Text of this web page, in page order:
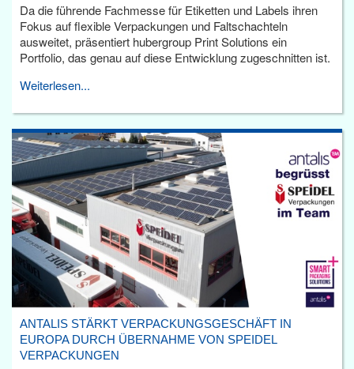
Da die führende Fachmesse für Etiketten und Labels ihren
Fokus auf flexible Verpackungen und Faltschachteln
ausweitet, präsentiert hubergroup Print Solutions ein
Portfolio, das genau auf diese Entwicklung zugeschnitten ist.
Weiterlesen...
ANTALIS STÄRKT VERPACKUNGSGESCHÄFT IN
EUROPA DURCH ÜBERNAHME VON SPEIDEL
VERPACKUNGEN